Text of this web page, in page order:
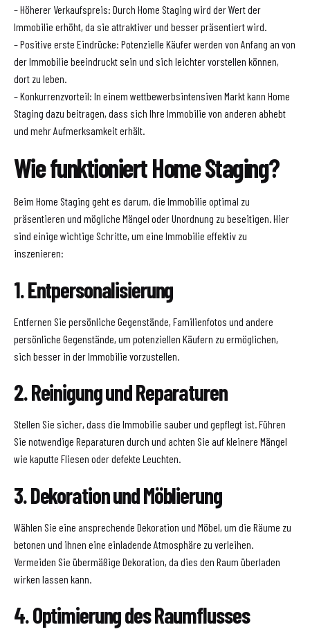
– Höherer Verkaufspreis: Durch Home Staging wird der Wert der
Immobilie erhöht, da sie attraktiver und besser präsentiert wird.
– Positive erste Eindrücke: Potenzielle Käufer werden von Anfang an von
der Immobilie beeindruckt sein und sich leichter vorstellen können,
dort zu leben.
– Konkurrenzvorteil: In einem wettbewerbsintensiven Markt kann Home
Staging dazu beitragen, dass sich Ihre Immobilie von anderen abhebt
und mehr Aufmerksamkeit erhält.
Wie funktioniert Home Staging?
Beim Home Staging geht es darum, die Immobilie optimal zu
präsentieren und mögliche Mängel oder Unordnung zu beseitigen. Hier
sind einige wichtige Schritte, um eine Immobilie effektiv zu
inszenieren:
1. Entpersonalisierung
Entfernen Sie persönliche Gegenstände, Familienfotos und andere
persönliche Gegenstände, um potenziellen Käufern zu ermöglichen,
sich besser in der Immobilie vorzustellen.
2. Reinigung und Reparaturen
Stellen Sie sicher, dass die Immobilie sauber und gepflegt ist. Führen
Sie notwendige Reparaturen durch und achten Sie auf kleinere Mängel
wie kaputte Fliesen oder defekte Leuchten.
3. Dekoration und Möblierung
Wählen Sie eine ansprechende Dekoration und Möbel, um die Räume zu
betonen und ihnen eine einladende Atmosphäre zu verleihen.
Vermeiden Sie übermäßige Dekoration, da dies den Raum überladen
wirken lassen kann.
4. Optimierung des Raumflusses